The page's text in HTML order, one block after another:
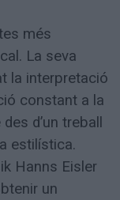
més
La seva
la interpretació
constant a la
d’un treball
estilística.
Hanns Eisler
un